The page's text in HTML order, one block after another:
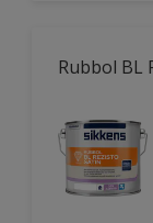
Rubbol BL